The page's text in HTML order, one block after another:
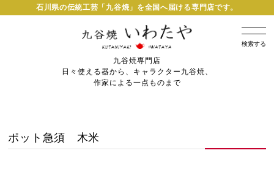
石川県の伝統工芸「九谷焼」を全国へ届ける専門店です。
検索する
九谷焼専門店
日々使える器から、キャラクター九谷焼、
作家による一点ものまで
ポット急須 木米